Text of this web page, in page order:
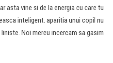
asta vine si de la energia cu care tu
inteligent: aparitia unui copil nu
Noi mereu incercam sa gasim